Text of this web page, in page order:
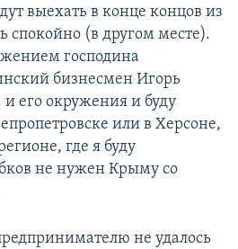
выехать в конце концов из
спокойно (в другом месте).
господина
бизнесмен Игорь
и его окружения и буду
или в Херсоне,
где я буду
не нужен Крыму со
не удалось